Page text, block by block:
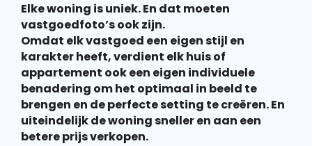
Elke woning is uniek. En dat moeten
vastgoedfoto’s ook zijn.
Omdat elk vastgoed een eigen stijl en
karakter heeft, verdient elk huis of
appartement ook een eigen individuele
benadering om het optimaal in beeld te
brengen en de perfecte setting te creëren. En
uiteindelijk de woning sneller en aan een
betere prijs verkopen.